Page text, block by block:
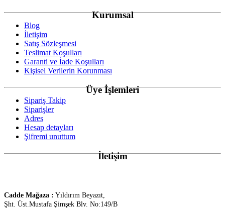
Kurumsal
Blog
İletişim
Satış Sözleşmesi
Teslimat Koşulları
Garanti ve İade Koşulları
Kişisel Verilerin Korunması
Üye İşlemleri
Sipariş Takip
Siparişler
Adres
Hesap detayları
Şifremi unuttum
İletişim
Cadde Mağaza : Yıldırım Beyazıt,
Şht. Üst.Mustafa Şimşek Blv. No:149/B